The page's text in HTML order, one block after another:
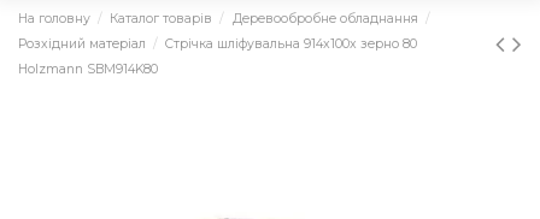
На головну Каталог товарів
Деревообробне обладнання
Розхідний матеріал
Стрічка шліфувальна 914x100x зерно 80
Holzmann SBM914K80